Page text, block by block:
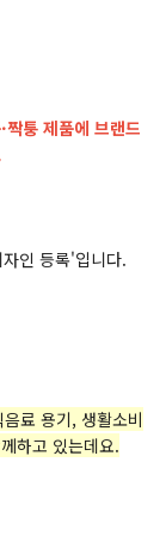
퉁 제품에 브랜드
인 등록'입니다.
료 용기, 생활소비
하고 있는데요.